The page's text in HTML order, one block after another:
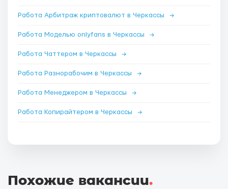
Работа Арбитраж криптовалют в Черкассы →
Работа Моделью onlyfans в Черкассы →
Работа Чаттером в Черкассы →
Работа Разнорабочим в Черкассы →
Работа Менеджером в Черкассы →
Работа Копирайтером в Черкассы →
Похожие вакансии.